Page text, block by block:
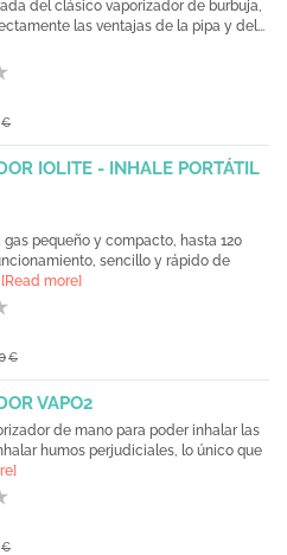
del clásico vaporizador de burbuja,
las ventajas de la pipa y del...
€
IOLITE - INHALE PORTÁTIL
gas pequeño y compacto, hasta 120
sencillo y rápido de
[Read more]
€
VAPO2
de mano para poder inhalar las
humos perjudiciales, lo único que
€